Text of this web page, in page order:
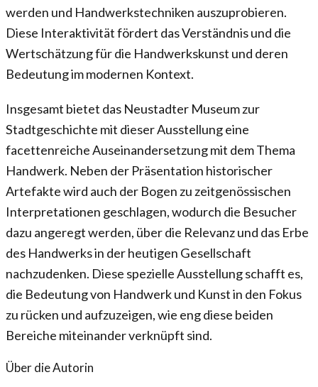
werden und Handwerkstechniken auszuprobieren.
Diese Interaktivität fördert das Verständnis und die
Wertschätzung für die Handwerkskunst und deren
Bedeutung im modernen Kontext.
Insgesamt bietet das Neustadter Museum zur
Stadtgeschichte mit dieser Ausstellung eine
facettenreiche Auseinandersetzung mit dem Thema
Handwerk. Neben der Präsentation historischer
Artefakte wird auch der Bogen zu zeitgenössischen
Interpretationen geschlagen, wodurch die Besucher
dazu angeregt werden, über die Relevanz und das Erbe
des Handwerks in der heutigen Gesellschaft
nachzudenken. Diese spezielle Ausstellung schafft es,
die Bedeutung von Handwerk und Kunst in den Fokus
zu rücken und aufzuzeigen, wie eng diese beiden
Bereiche miteinander verknüpft sind.
Über die Autorin